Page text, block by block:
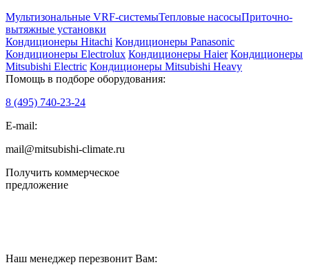
Мультизональные VRF-системыТепловые насосыПриточно-
вытяжные установки
Кондиционеры Hitachi Кондиционеры Panasonic
Кондиционеры Electrolux Кондиционеры Haier Кондиционеры
Mitsubishi Electric Кондиционеры Mitsubishi Heavy
Помощь в подборе оборудования:
8 (495) 740-23-24
E-mail:
mail@mitsubishi-climate.ru
Получить коммерческое
предложение
Наш менеджер перезвонит Вам: